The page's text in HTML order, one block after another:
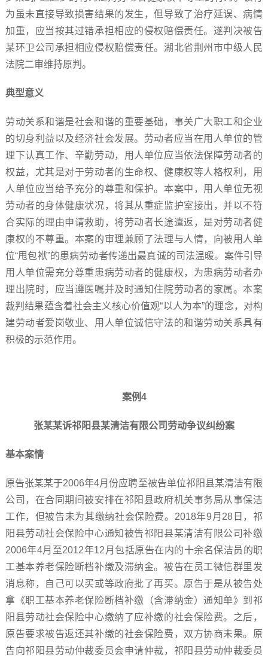
为虽未直接导致损害结果的发生，但导致了治疗延误、病情
加重，应当按其过错承担相应的侵权赔偿责任。遂判决被告
某环卫公司承担相应侵权赔偿责任。湖北省荆州市中级人民
法院二审维持原判。
典型意义
劳动关系和谐是社会和谐的重要基础，事关广大职工和企业
的切身利益以及经济社会发展。劳动者应当在用人单位的管
理下认真工作、辛勤劳动，用人单位应当依法保障劳动者的
权益，尤其是对于劳动者的生命权、健康权等人格权利，用
人单位应当给予充分的尊重和保护。本案中，用人单位无视
劳动者的身体健康状况，将其从重症监护室接出，并以不符
合实际的理由申请救助，将劳动者长途遣返，是对劳动者健
康权的不尊重。本案的审理兼顾了法理与人情，向被用人单
位“甩包袱”的患病劳动者传递出最真诚的司法温暖。案件引导
用人单位需充分尊重患病劳动者的健康权，为患病劳动者办
理出院时，应当遵医嘱并及时通知住院劳动者的家属。本案
裁判结果蕴含着社会主义核心价值观“以人为本”的理念，对构
建劳动者爱岗敬业、用人单位诚信守法的和谐劳动关系具有
积极的示范作用。
案例4
张某某诉祁阳县某清洁有限公司劳动争议纠纷案
基本案情
原告张某某于2006年4月份应聘至被告单位祁阳县某清洁有限
公司，在合同期间被安排在祁阳县政府机关事务局从事保洁
工作，但被告未为其缴纳社会保险费。2018年9月28日，祁
阳县劳动社会保险中心通知被告祁阳县某清洁有限公司补缴
2006年4月至2012年12月包括原告在内的十余名保洁员的职
工基本养老保险断档补缴及滞纳金。被告在员工微信群里发
消息称，自己可以买或等政府批了再买。原告于是从被告处
拿《职工基本养老保险断档补缴（含滞纳金）通知单》到祁
阳县劳动社会保险中心缴纳了应补缴的社会保险费。之后，
原告要求被告返还其补缴的社会保险费，双方协商未果。原
告向祁阳县劳动仲裁委员会申请仲裁，祁阳县劳动仲裁委员